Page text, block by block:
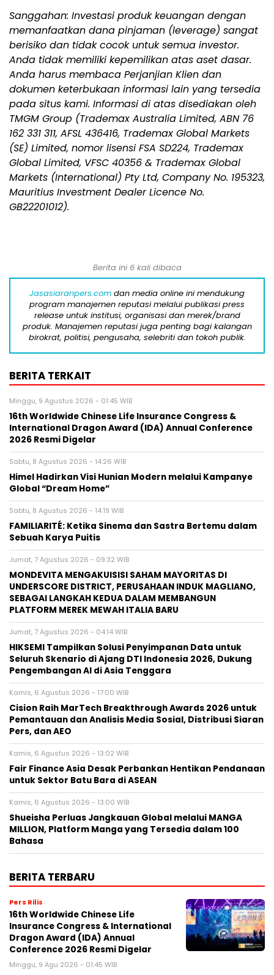
Sanggahan: Investasi produk keuangan dengan
memanfaatkan dana pinjaman (leverage) sangat
berisiko dan tidak cocok untuk semua investor.
Anda tidak memiliki kepemilikan atas aset dasar.
Anda harus membaca Perjanjian Klien dan
dokumen keterbukaan informasi lain yang tersedia
pada situs kami. Informasi di atas disediakan oleh
TMGM Group (Trademax Australia Limited, ABN 76
162 331 311, AFSL 436416, Trademax Global Markets
(SE) Limited, nomor lisensi FSA SD224, Trademax
Global Limited, VFSC 40356 & Trademax Global
Markets (International) Pty Ltd, Company No. 195323,
Mauritius Investment Dealer Licence No.
GB22201012).
Berita ini 6 kali dibaca
Jasasiaranpers.com dan media online ini mendukung
program manajemen reputasi melalui publikasi press
release untuk institusi, organisasi dan merek/brand
produk. Manajemen reputasi juga penting bagi kalangan
birokrat, politisi, pengusaha, selebriti dan tokoh publik.
BERITA TERKAIT
Minggu, 9 Agustus 2026 - 01:45 WIB
16th Worldwide Chinese Life Insurance Congress &
International Dragon Award (IDA) Annual Conference
2026 Resmi Digelar
Sabtu, 8 Agustus 2026 - 14:26 WIB
Himel Hadirkan Visi Hunian Modern melalui Kampanye
Global “Dream Home”
Sabtu, 8 Agustus 2026 - 14:19 WIB
FAMILIARITÉ: Ketika Sinema dan Sastra Bertemu dalam
Sebuah Karya Puitis
Jumat, 7 Agustus 2026 - 09:32 WIB
MONDEVITA MENGAKUISISI SAHAM MAYORITAS DI
UNDERSCORE DISTRICT, PERUSAHAAN INDUK MAGLIANO,
SEBAGAI LANGKAH KEDUA DALAM MEMBANGUN
PLATFORM MEREK MEWAH ITALIA BARU
Jumat, 7 Agustus 2026 - 04:14 WIB
HIKSEMI Tampilkan Solusi Penyimpanan Data untuk
Seluruh Skenario di Ajang DTI Indonesia 2026, Dukung
Pengembangan AI di Asia Tenggara
Kamis, 6 Agustus 2026 - 17:00 WIB
Cision Raih MarTech Breakthrough Awards 2026 untuk
Pemantauan dan Analisis Media Sosial, Distribusi Siaran
Pers, dan AEO
Kamis, 6 Agustus 2026 - 13:02 WIB
Fair Finance Asia Desak Perbankan Hentikan Pendanaan
untuk Sektor Batu Bara di ASEAN
Kamis, 6 Agustus 2026 - 13:00 WIB
Shueisha Perluas Jangkauan Global melalui MANGA
MILLION, Platform Manga yang Tersedia dalam 100
Bahasa
BERITA TERBARU
Pers Rilis
16th Worldwide Chinese Life
Insurance Congress & International
Dragon Award (IDA) Annual
Conference 2026 Resmi Digelar
Minggu, 9 Agu 2026 - 01:45 WIB